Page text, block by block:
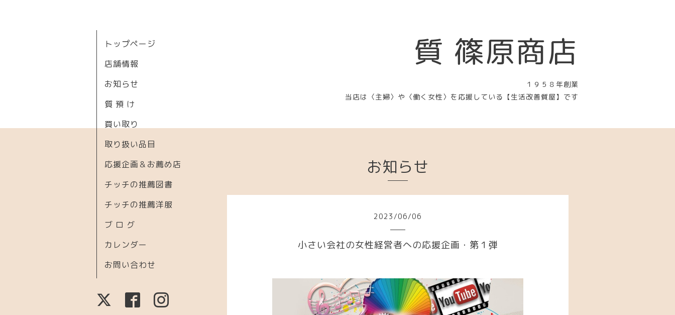
質 篠原商店
１９５８年創業
当店は〈主婦〉や〈働く女性〉を応援している【生活改善質屋】です
トップページ
店舗情報
お知らせ
質 預 け
買い取り
取り扱い品目
応援企画＆お薦め店
チッチの推薦図書
チッチの推薦洋服
ブ ロ グ
カレンダー
お問い合わせ
お知らせ
2023/06/06
小さい会社の女性経営者への応援企画・第１弾